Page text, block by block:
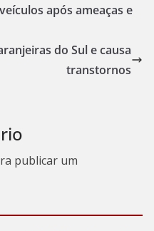
após ameaças e
do Sul e causa
transtornos
publicar um